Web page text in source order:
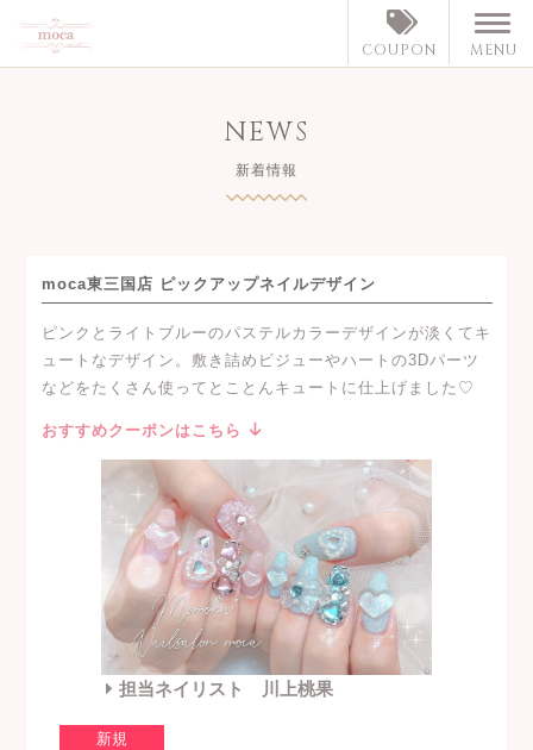
COUPON MENU
NEWS
新着情報
moca東三国店 ピックアップネイルデザイン
ピンクとライトブルーのパステルカラーデザインが淡くてキ
ュートなデザイン。敷き詰めビジューやハートの3Dパーツ
などをたくさん使ってとことんキュートに仕上げました♡
おすすめクーポンはこちら
担当ネイリスト 川上桃果
新規